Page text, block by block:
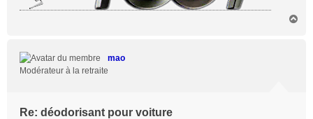
mao
Modérateur à la retraite
Re: déodorisant pour voiture